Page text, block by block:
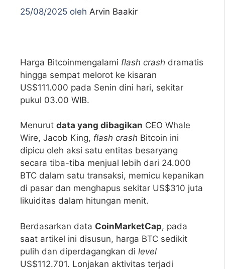
25/08/2025 oleh Arvin Baakir
Harga Bitcoinmengalami flash crash dramatis
hingga sempat melorot ke kisaran
US$111.000 pada Senin dini hari, sekitar
pukul 03.00 WIB.
Menurut data yang dibagikan CEO Whale
Wire, Jacob King, flash crash Bitcoin ini
dipicu oleh aksi satu entitas besaryang
secara tiba-tiba menjual lebih dari 24.000
BTC dalam satu transaksi, memicu kepanikan
di pasar dan menghapus sekitar US$310 juta
likuiditas dalam hitungan menit.
Berdasarkan data CoinMarketCap, pada
saat artikel ini disusun, harga BTC sedikit
pulih dan diperdagangkan di level
US$112.701. Lonjakan aktivitas terjadi